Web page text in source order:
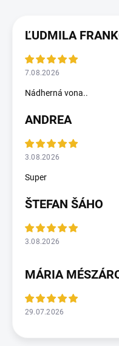
ĽUDMILA
7.08.2026
Nádherná vona..
ANDREA
3.08.2026
Super
ŠTEFAN ŠÁHO
3.08.2026
MÁRIA
29.07.2026